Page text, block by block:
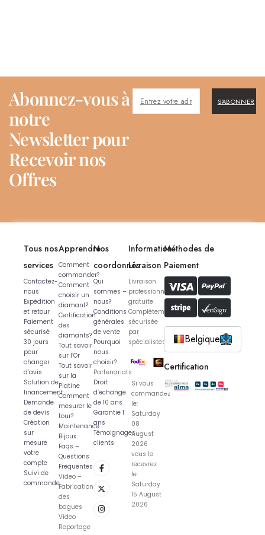
Abonnez-vous à
notre
Newsletter pour
Recevoir nos
Offres
S'ABONNER
Tous nos
services
Contactez-
nous
Expédition
et retour
Paiement
sécurisé
30 jours
pour
changer
d’avis
Solution de
financement
Demande
de devis
Création
sur
mesure
votre
compte
Suivi de
commande
Apprendre
Comment
commander?
Comment
choisir un
diamant?
Certification
des
diamants?
Tout savoir
sur l’Or
Tout savoir
sur la
Platine
Comment
mesurer le
tour?
Maintenance
Bijoux
Faqs –
Questions
Frequentes
Video –
Fabrication
des
bagues
Video
Reportage
Nos
coordonnés
Qui
sommes –
nous?
Conditions
générales
de vente
Pourquoi
nous
choisir?
Partenariats
Droit
d’echange
de 10 ans
Garantie 1
ans
Témoignages
clients
Information
Livraison
Livraison
professionnelle
gratuite
Complètement
sécurisée
par
spécialistes
Si vous
commandez
le:
Saturday
08
August
2026
vous le
recevrez
le:
Saturday
15 August
2026
Méthodes de
Paiement
Belgique
Certification